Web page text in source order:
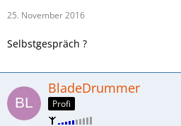
25. November 2016
Selbstgespräch ?
BladeDrummer
Profi